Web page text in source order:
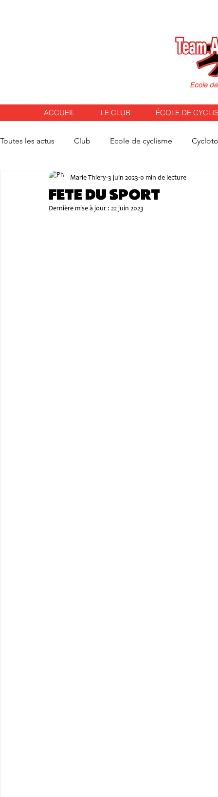
Ecole
ACCUEIL LE CLUB ÉCOLE DE
Toutes les actus Club Ecole de cyclisme
FETE DU SPORT
Marie Thiery 3 juin 2023 0 min de lecture
Dernière mise à jour : 22 juin 2023